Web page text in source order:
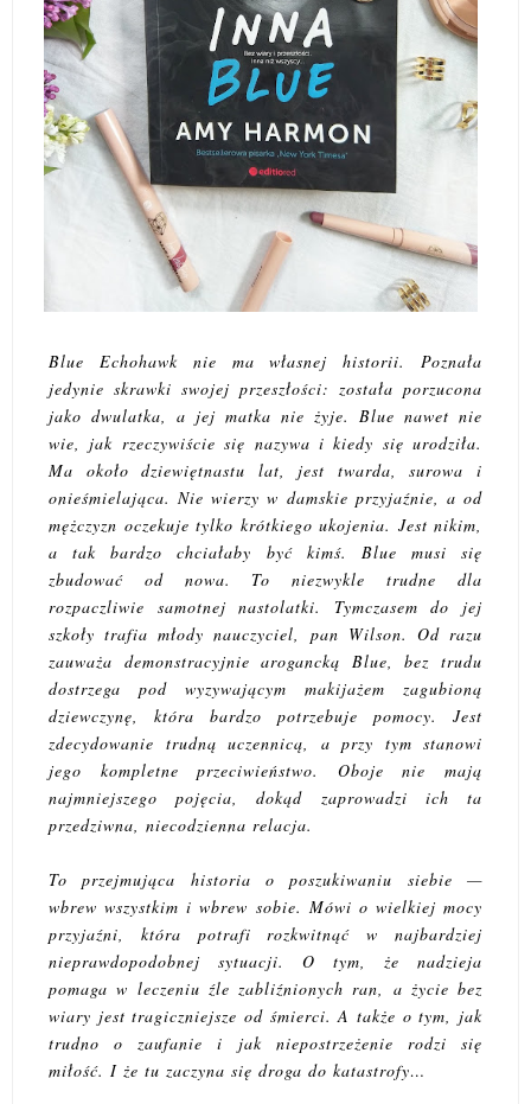
Blue Echohawk nie ma własnej historii. Poznała
jedynie skrawki swojej przeszłości: została porzucona
jako dwulatka, a jej matka nie żyje. Blue nawet nie
wie, jak rzeczywiście się nazywa i kiedy się urodziła.
Ma około dziewiętnastu lat, jest twarda, surowa i
onieśmielająca. Nie wierzy w damskie przyjaźnie, a od
mężczyzn oczekuje tylko krótkiego ukojenia. Jest nikim,
a tak bardzo chciałaby być kimś. Blue musi się
zbudować od nowa. To niezwykle trudne dla
rozpaczliwie samotnej nastolatki. Tymczasem do jej
szkoły trafia młody nauczyciel, pan Wilson. Od razu
zauważa demonstracyjnie arogancką Blue, bez trudu
dostrzega pod wyzywającym makijażem zagubioną
dziewczynę, która bardzo potrzebuje pomocy. Jest
zdecydowanie trudną uczennicą, a przy tym stanowi
jego kompletne przeciwieństwo. Oboje nie mają
najmniejszego pojęcia, dokąd zaprowadzi ich ta
przedziwna, niecodzienna relacja.
To przejmująca historia o poszukiwaniu siebie —
wbrew wszystkim i wbrew sobie. Mówi o wielkiej mocy
przyjaźni, która potrafi rozkwitnąć w najbardziej
nieprawdopodobnej sytuacji. O tym, że nadzieja
pomaga w leczeniu źle zabliźnionych ran, a życie bez
wiary jest tragiczniejsze od śmierci. A także o tym, jak
trudno o zaufanie i jak niepostrzeżenie rodzi się
miłość. I że tu zaczyna się droga do katastrofy…